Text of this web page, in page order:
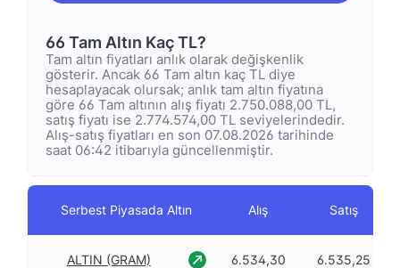
66 Tam Altın Kaç TL?
Tam altın fiyatları anlık olarak değişkenlik
gösterir. Ancak 66 Tam altın kaç TL diye
hesaplayacak olursak; anlık tam altın fiyatına
göre 66 Tam altının alış fiyatı 2.750.088,00 TL,
satış fiyatı ise 2.774.574,00 TL seviyelerindedir.
Alış-satış fiyatları en son 07.08.2026 tarihinde
saat 06:42 itibarıyla güncellenmiştir.
Serbest Piyasada Altın Alış Satış
ALTIN (GRAM) 6.534,30 6.535,25